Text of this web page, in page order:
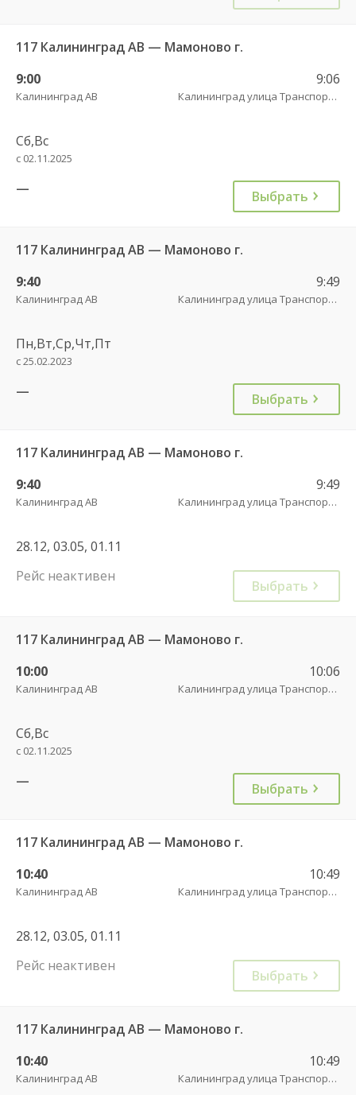
117 Калининград АВ — Мамоново г.
9:00
Калининград АВ
9:06
Калининград улица Транспортая
Сб,Вс
с 02.11.2025
— Выбрать
117 Калининград АВ — Мамоново г.
9:40
Калининград АВ
9:49
Калининград улица Транспортая
Пн,Вт,Ср,Чт,Пт
с 25.02.2023
— Выбрать
117 Калининград АВ — Мамоново г.
9:40
Калининград АВ
9:49
Калининград улица Транспортая
28.12, 03.05, 01.11
Рейс неактивен
Выбрать
117 Калининград АВ — Мамоново г.
10:00
Калининград АВ
10:06
Калининград улица Транспортая
Сб,Вс
с 02.11.2025
— Выбрать
117 Калининград АВ — Мамоново г.
10:40
Калининград АВ
10:49
Калининград улица Транспортая
28.12, 03.05, 01.11
Рейс неактивен
Выбрать
117 Калининград АВ — Мамоново г.
10:40
Калининград АВ
10:49
Калининград улица Транспортая